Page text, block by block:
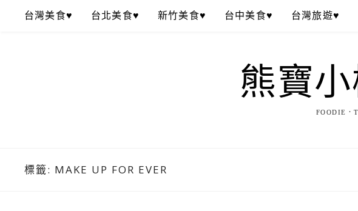
台灣美食♥ 台北美食♥ 新竹美食♥ 台中美食♥ 台灣旅遊♥
熊寶
FOODIE．
標籤: MAKE UP FOR EVER